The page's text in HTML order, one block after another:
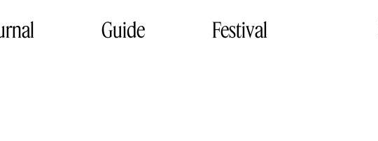
Guide Festival